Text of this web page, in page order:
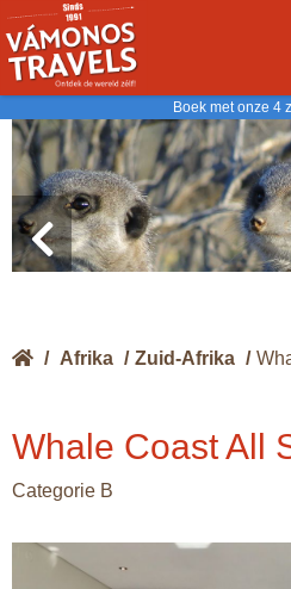
Boek met onze 4
/ Afrika / Zuid-Afrika /
Whale Coast All
Categorie B